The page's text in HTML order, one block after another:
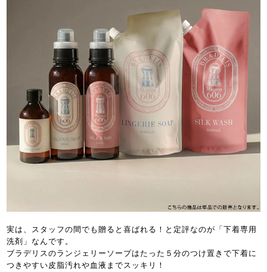
実は、スタッフの間でも贈ると喜ばれる！と定評なのが「下着専用
洗剤」なんです。
ブラデリスのランジェリーソープはたった５分のつけ置きで下着に
つきやすい皮脂汚れや血液までスッキリ！